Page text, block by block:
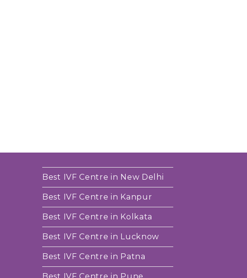
Best IVF Centre in New Delhi
Best IVF Centre in Kanpur
Best IVF Centre in Kolkata
Best IVF Centre in Lucknow
Best IVF Centre in Patna